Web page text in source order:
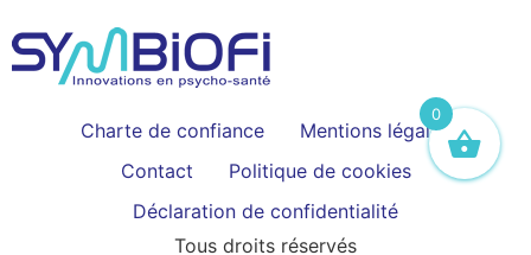
Charte de confiance
Mentions légales
Contact
Politique de cookies
Déclaration de confidentialité
Tous droits réservés
0